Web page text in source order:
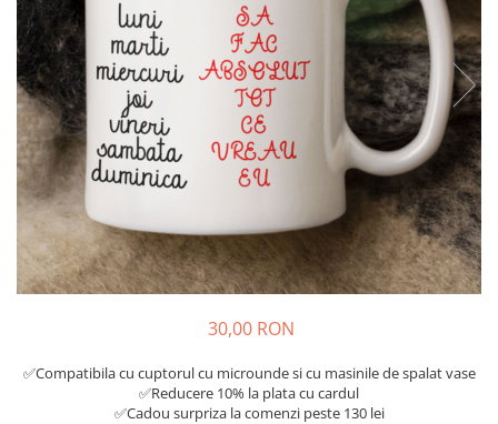
Tricouri Diverse
Tricouri Azi esti Tanar si maine...
Tricouri Motivationale
Tricouri Mamici
Tricouri Pensionari
Tricouri Animalute
Tricouri Stari
Tricouri Gameri
Tricouri Mesaje Virale
Tricouri Copii
30,00 RON
✅Compatibila cu cuptorul cu microunde si cu masinile de spalat vase
✅Reducere 10% la plata cu cardul
✅Cadou surpriza la comenzi peste 130 lei